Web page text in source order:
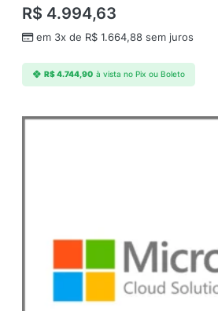
R$ 4.994,63
em 3x de R$ 1.664,88 sem juros
R$4.744,90 à vista no Pix ou Boleto